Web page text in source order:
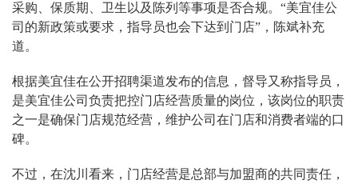
采购、保质期、卫生以及陈列等事项是否合规。“美宜佳公
司的新政策或要求，指导员也会下达到门店”，陈斌补充
道。
根据美宜佳在公开招聘渠道发布的信息，督导又称指导员，
是美宜佳公司负责把控门店经营质量的岗位，该岗位的职责
之一是确保门店规范经营，维护公司在门店和消费者端的口
碑。
不过，在沈川看来，门店经营是总部与加盟商的共同责任，